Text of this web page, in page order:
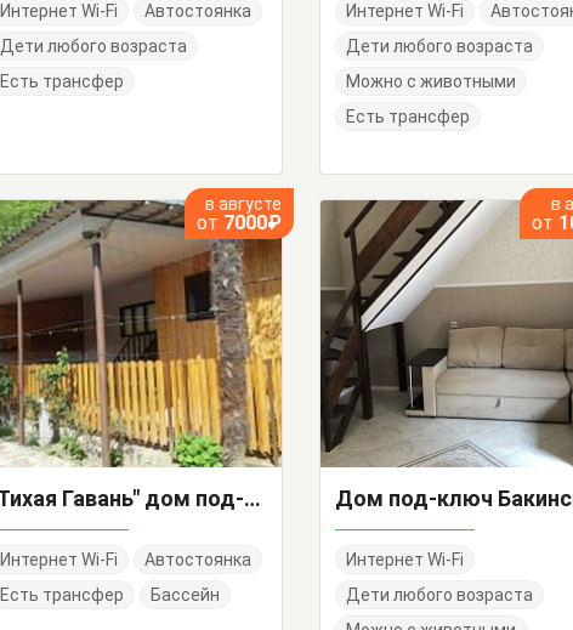
Интернет Wi-Fi
Автостоянка
Дети любого возраста
Есть трансфер
Интернет Wi-Fi
Дети любого возраста
Можно с животными
Есть трансфер
в августе
от 7000₽
"Тихая Гавань" дом под-ключ
Интернет Wi-Fi
Автостоянка
Есть трансфер
Бассейн
в
от
Интернет Wi-Fi
Дети любого возраста